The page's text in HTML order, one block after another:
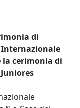
di
la cerimonia di